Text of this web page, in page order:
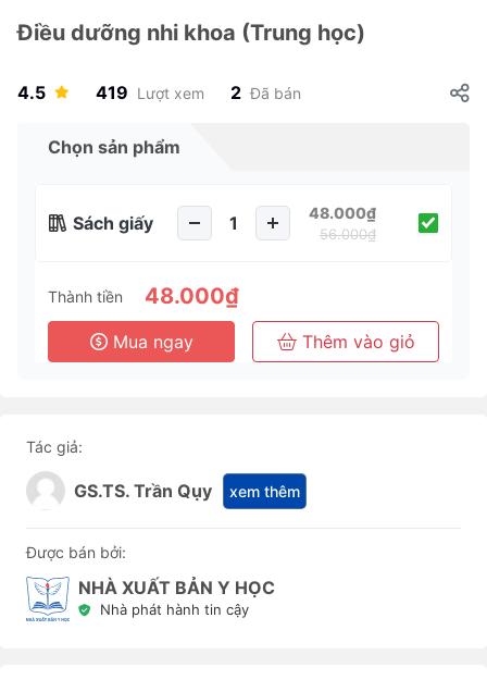
Điều dưỡng nhi khoa (Trung học)
4.5 419 Lượt xem 2 Đã bán
Chọn sản phẩm
Sách giấy 48.000₫
56.000₫
Thành tiền 48.000₫
Mua ngay Thêm vào giỏ
Tác giả:
GS.TS. Trần Qụy xem thêm
Được bán bởi:
NHÀ XUẤT BẢN Y HỌC
Nhà phát hành tin cậy